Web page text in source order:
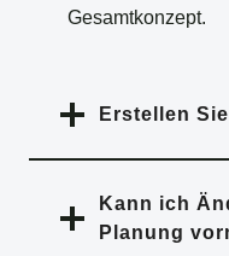
Gesamtkonzept.
Erstellen
Kann ich
Planung